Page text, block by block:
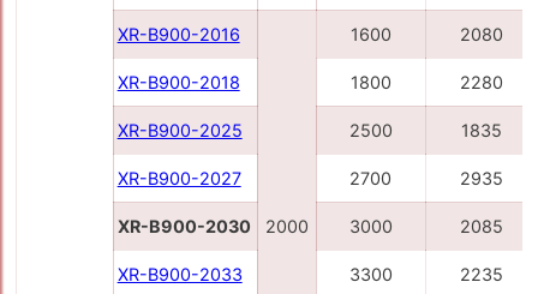
XR-B900-2016
2000
1600 2080
XR-B900-2018 1800 2280
XR-B900-2025 2500 1835
XR-B900-2027 2700 2935
XR-B900-2030 3000 2085
XR-B900-2033 3300 2235